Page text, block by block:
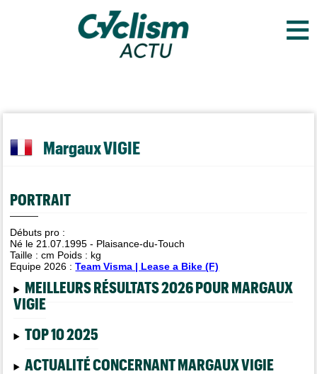
≡
Margaux VIGIE
PORTRAIT
Débuts pro :
Né le 21.07.1995 - Plaisance-du-Touch
Taille :cm Poids : kg
Equipe 2026 :Team Visma | Lease a Bike (F)
MEILLEURS RÉSULTATS 2026 POUR MARGAUX
VIGIE
TOP 10 2025
ACTUALITÉ CONCERNANT MARGAUX VIGIE